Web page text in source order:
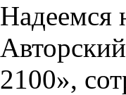
Надеемся
2100»,